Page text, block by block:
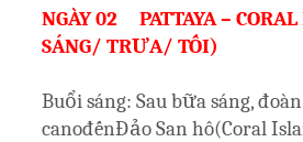
NGÀY 02 PATTAYA –
SÁNG/ TRƯA/ TỐI)
Buổi sáng: Sau bữa sáng,
canođếnĐảo San hô(Coral